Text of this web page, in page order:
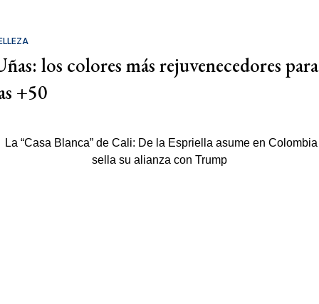
los colores más rejuvenecedores para
+50